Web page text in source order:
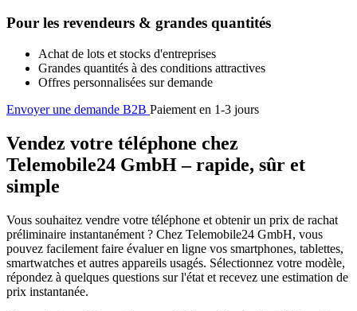
Pour les revendeurs & grandes quantités
Achat de lots et stocks d'entreprises
Grandes quantités à des conditions attractives
Offres personnalisées sur demande
Envoyer une demande B2B Paiement en 1-3 jours
Vendez votre téléphone chez
Telemobile24 GmbH – rapide, sûr et
simple
Vous souhaitez vendre votre téléphone et obtenir un prix de rachat
préliminaire instantanément ? Chez Telemobile24 GmbH, vous
pouvez facilement faire évaluer en ligne vos smartphones, tablettes,
smartwatches et autres appareils usagés. Sélectionnez votre modèle,
répondez à quelques questions sur l'état et recevez une estimation de
prix instantanée.